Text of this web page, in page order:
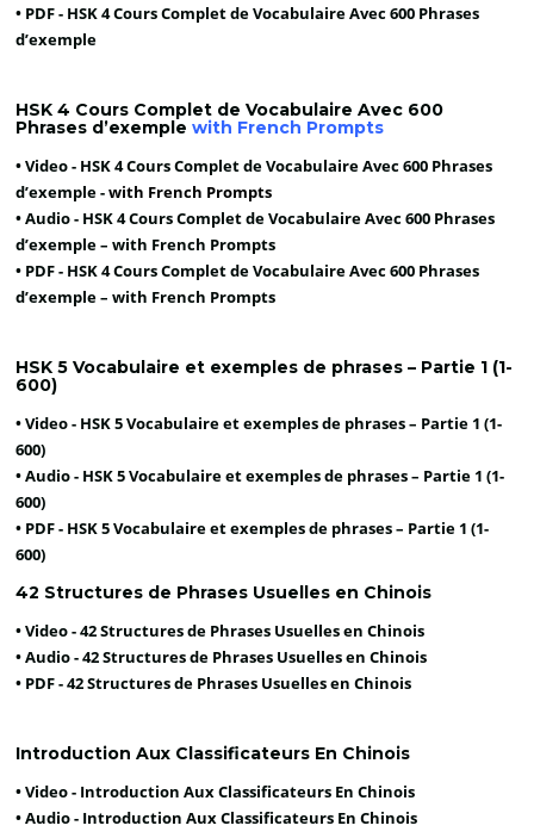
• PDF - HSK 4 Cours Complet de Vocabulaire Avec 600 Phrases
d’exemple
HSK 4 Cours Complet de Vocabulaire Avec 600
Phrases d’exemplewith French Prompts
• Video - HSK 4 Cours Complet de Vocabulaire Avec 600 Phrases
d’exemple -with French Prompts
• Audio - HSK 4 Cours Complet de Vocabulaire Avec 600 Phrases
d’exemple – with French Prompts
• PDF - HSK 4 Cours Complet de Vocabulaire Avec 600 Phrases
d’exemple – with French Prompts
HSK 5 Vocabulaire et exemples de phrases – Partie 1 (1-
600)
• Video - HSK 5 Vocabulaire et exemples de phrases – Partie 1 (1-
600)
• Audio - HSK 5 Vocabulaire et exemples de phrases – Partie 1 (1-
600)
• PDF - HSK 5 Vocabulaire et exemples de phrases – Partie 1 (1-
600)
42 Structures de Phrases Usuelles en Chinois
• Video -42 Structures de Phrases Usuelles en Chinois
• Audio -42 Structures de Phrases Usuelles en Chinois
• PDF -42 Structures de Phrases Usuelles en Chinois
Introduction Aux Classificateurs En Chinois
• Video - Introduction Aux Classificateurs En Chinois
• Audio - Introduction Aux Classificateurs En Chinois